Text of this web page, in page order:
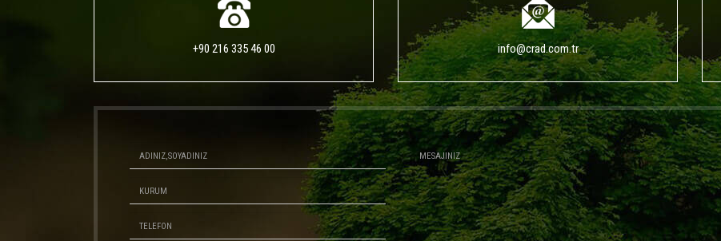
+90 216 335 46 00 info@crad.com.tr